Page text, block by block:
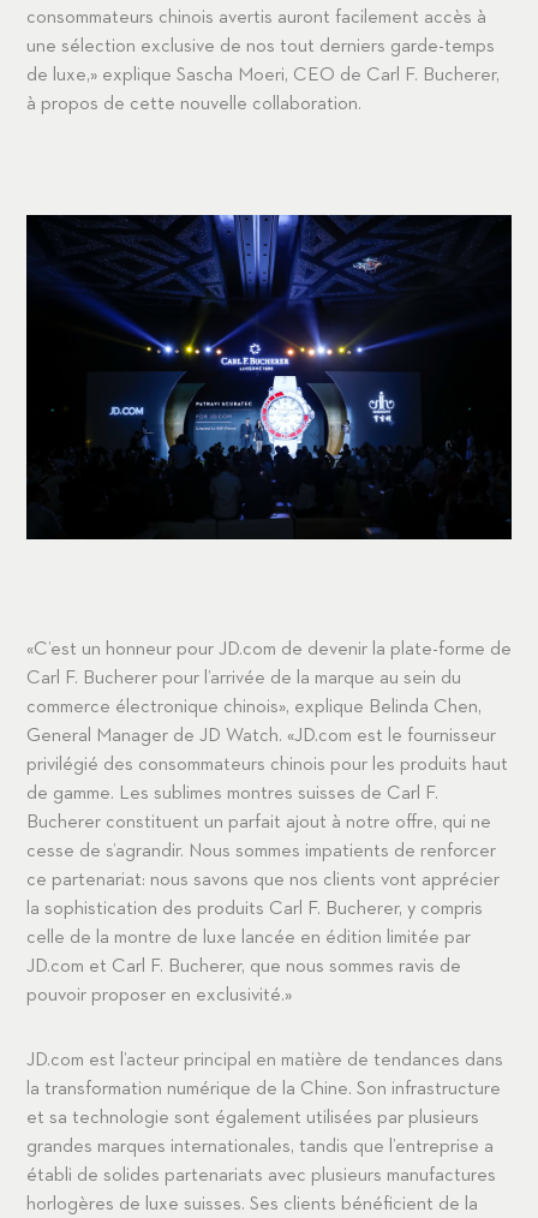
consommateurs chinois avertis auront facilement accès à
une sélection exclusive de nos tout derniers garde-temps
de luxe,» explique Sascha Moeri, CEO de Carl F. Bucherer,
à propos de cette nouvelle collaboration.
«C’est un honneur pour JD.com de devenir la plate-forme de
Carl F. Bucherer pour l’arrivée de la marque au sein du
commerce électronique chinois», explique Belinda Chen,
General Manager de JD Watch. «JD.com est le fournisseur
privilégié des consommateurs chinois pour les produits haut
de gamme. Les sublimes montres suisses de Carl F.
Bucherer constituent un parfait ajout à notre offre, qui ne
cesse de s’agrandir. Nous sommes impatients de renforcer
ce partenariat: nous savons que nos clients vont apprécier
la sophistication des produits Carl F. Bucherer, y compris
celle de la montre de luxe lancée en édition limitée par
JD.com et Carl F. Bucherer, que nous sommes ravis de
pouvoir proposer en exclusivité.»
JD.com est l’acteur principal en matière de tendances dans
la transformation numérique de la Chine. Son infrastructure
et sa technologie sont également utilisées par plusieurs
grandes marques internationales, tandis que l’entreprise a
établi de solides partenariats avec plusieurs manufactures
horlogères de luxe suisses. Ses clients bénéficient de la